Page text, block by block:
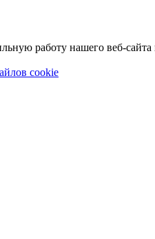
работу нашего веб-сайта
cookie